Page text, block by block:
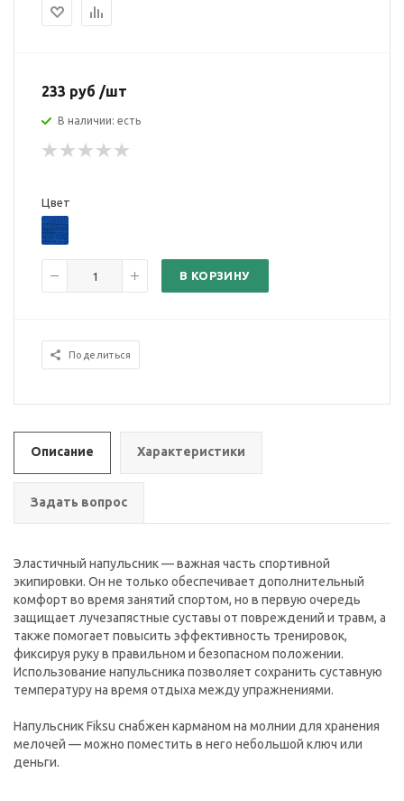
233 руб /шт
В наличии: есть
Цвет
В КОРЗИНУ
Поделиться
Описание Характеристики
Задать вопрос
Эластичный напульсник — важная часть спортивной
экипировки. Он не только обеспечивает дополнительный
комфорт во время занятий спортом, но в первую очередь
защищает лучезапястные суставы от повреждений и травм, а
также помогает повысить эффективность тренировок,
фиксируя руку в правильном и безопасном положении.
Использование напульсника позволяет сохранить суставную
температуру на время отдыха между упражнениями.
Напульсник Fiksu снабжен карманом на молнии для хранения
мелочей — можно поместить в него небольшой ключ или
деньги.